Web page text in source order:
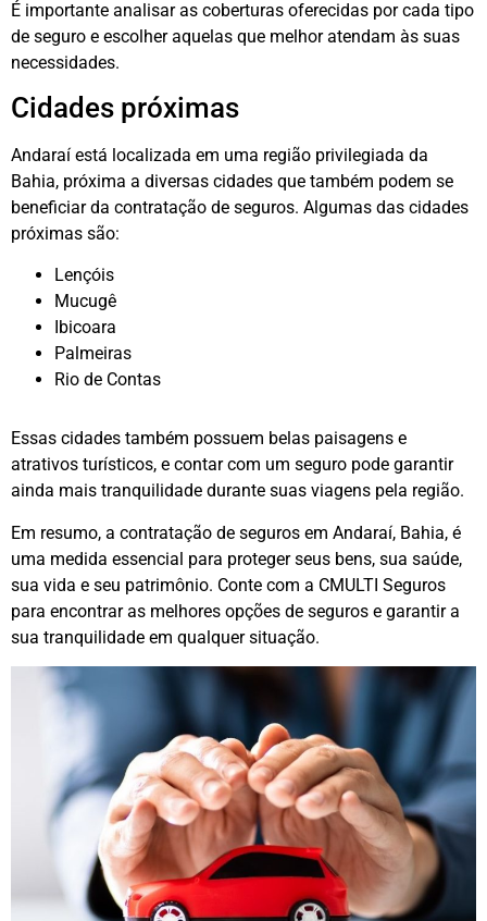
É importante analisar as coberturas oferecidas por cada tipo
de seguro e escolher aquelas que melhor atendam às suas
necessidades.
Cidades próximas
Andaraí está localizada em uma região privilegiada da
Bahia, próxima a diversas cidades que também podem se
beneficiar da contratação de seguros. Algumas das cidades
próximas são:
Lençóis
Mucugê
Ibicoara
Palmeiras
Rio de Contas
Essas cidades também possuem belas paisagens e
atrativos turísticos, e contar com um seguro pode garantir
ainda mais tranquilidade durante suas viagens pela região.
Em resumo, a contratação de seguros em Andaraí, Bahia, é
uma medida essencial para proteger seus bens, sua saúde,
sua vida e seu patrimônio. Conte com a CMULTI Seguros
para encontrar as melhores opções de seguros e garantir a
sua tranquilidade em qualquer situação.